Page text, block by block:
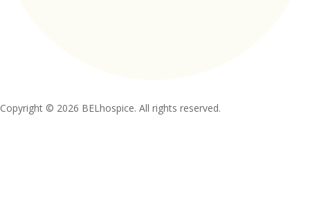
Copyright © 2026 BELhospice. All rights reserved.